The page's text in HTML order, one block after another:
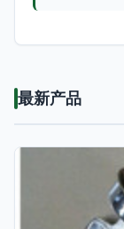
最新产品